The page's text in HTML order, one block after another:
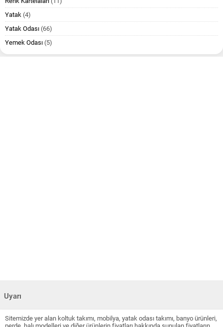
Yatak (4)
Yatak Odası (66)
Yemek Odası (5)
Uyarı
Sitemizde yer alan koltuk takımı, mobilya, yatak odası takımı, banyo ürünleri,